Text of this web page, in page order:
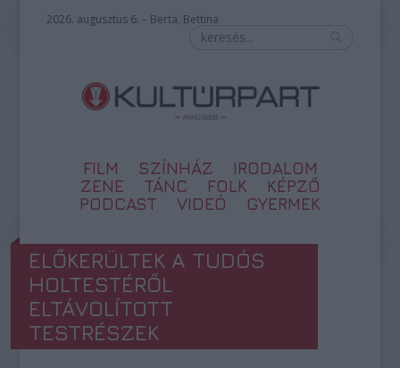
2026. augusztus 6. – Berta, Bettina
FILM SZÍNHÁZ
IRODALOM
ZENE
TÁNC FOLK
KÉPZŐ
PODCAST
VIDEÓ GYERMEK
ELŐKERÜLTEK A TUDÓS
HOLTESTÉRŐL
ELTÁVOLÍTOTT
TESTRÉSZEK